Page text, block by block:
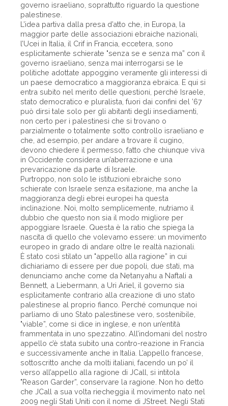
governo israeliano, soprattutto riguardo la questione
palestinese.
L’idea partiva dalla presa d’atto che, in Europa, la
maggior parte delle associazioni ebraiche nazionali,
l’Ucei in Italia, il Crif in Francia, eccetera, sono
esplicitamente schierate "senza se e senza ma” con il
governo israeliano, senza mai interrogarsi se le
politiche adottate appoggino veramente gli interessi di
un paese democratico a maggioranza ebraica. E qui si
entra subito nel merito delle questioni, perché Israele,
stato democratico e pluralista, fuori dai confini del ’67
può dirsi tale solo per gli abitanti degli insediamenti,
non certo per i palestinesi che si trovano o
parzialmente o totalmente sotto controllo israeliano e
che, ad esempio, per andare a trovare il cugino,
devono chiedere il permesso, fatto che chiunque viva
in Occidente considera un’aberrazione e una
prevaricazione da parte di Israele.
Purtroppo, non solo le istituzioni ebraiche sono
schierate con Israele senza esitazione, ma anche la
maggioranza degli ebrei europei ha questa
inclinazione. Noi, molto semplicemente, nutriamo il
dubbio che questo non sia il modo migliore per
appoggiare Israele. Questa è la ratio che spiega la
nascita di quello che volevamo essere: un movimento
europeo in grado di andare oltre le realtà nazionali.
È stato così stilato un "appello alla ragione” in cui
dichiariamo di essere per due popoli, due stati, ma
denunciamo anche come da Netanyahu a Naftali a
Bennett, a Liebermann, a Uri Ariel, il governo sia
esplicitamente contrario alla creazione di uno stato
palestinese al proprio fianco. Perché comunque noi
parliamo di uno Stato palestinese vero, sostenibile,
"viable”, come si dice in inglese, e non un’entità
frammentata in uno spezzatino. All’indomani del nostro
appello c’è stata subito una contro-reazione in Francia
e successivamente anche in Italia. L’appello francese,
sottoscritto anche da molti italiani, facendo un po’ il
verso all’appello alla ragione di JCall, si intitola
"Reason Garder”, conservare la ragione. Non ho detto
che JCall a sua volta riecheggia il movimento nato nel
2009 negli Stati Uniti con il nome di JStreet. Negli Stati